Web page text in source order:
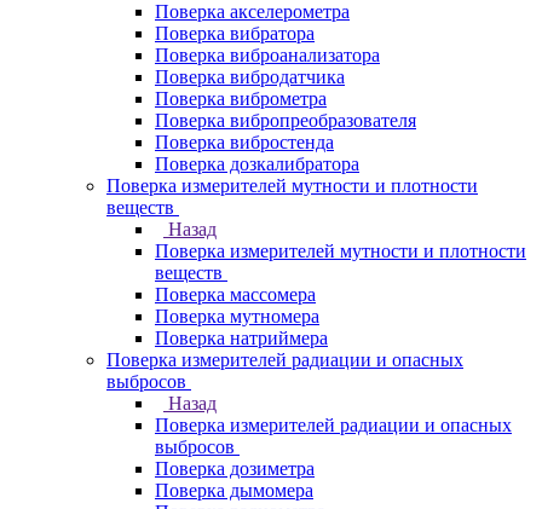
Поверка акселерометра
Поверка вибратора
Поверка виброанализатора
Поверка вибродатчика
Поверка виброметра
Поверка вибропреобразователя
Поверка вибростенда
Поверка дозкалибратора
Поверка измерителей мутности и плотности
веществ
Назад
Поверка измерителей мутности и плотности
веществ
Поверка массомера
Поверка мутномера
Поверка натриймера
Поверка измерителей радиации и опасных
выбросов
Назад
Поверка измерителей радиации и опасных
выбросов
Поверка дозиметра
Поверка дымомера